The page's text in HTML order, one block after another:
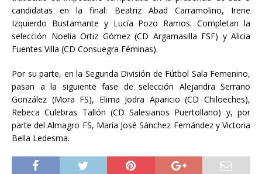
candidatas en la final: Beatriz Abad Carramolino, Irene
Izquierdo Bustamante y Lucía Pozo Ramos. Completan la
selección Noelia Ortiz Gómez (CD Argamasilla FSF) y Alicia
Fuentes Villa (CD Consuegra Féminas).
Por su parte, en la Segunda División de Fútbol Sala Femenino,
pasan a la siguiente fase de selección Alejandra Serrano
González (Mora FS), Elima Jodra Aparicio (CD Chiloeches),
Rebeca Culebras Tallón (CD Salesianos Puertollano) y, por
parte del Almagro FS, María José Sánchez Fernández y Victoria
Bella Ledesma.